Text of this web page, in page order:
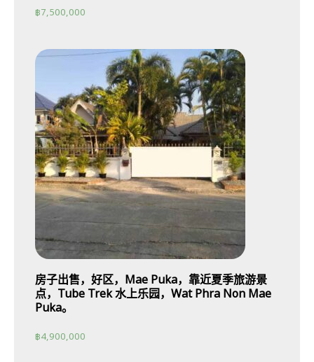
฿7,500,000
房子出售，好区，Mae Puka，靠近夏季旅游景
点，Tube Trek 水上乐园，Wat Phra Non Mae
Puka。
฿4,900,000